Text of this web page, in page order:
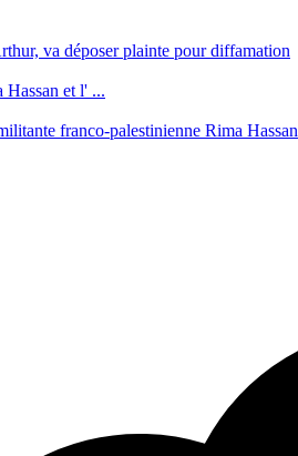
va déposer plainte pour diffamation
Hassan et l' ...
franco-palestinienne Rima Hassan